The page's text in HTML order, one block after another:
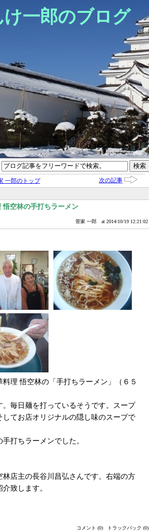
一郎のブログ
一郎のトップ 次の記事
悟空林の手打ちラーメン
菅家 一郎 at 2014/10/19 12:21:02
理 悟空林の「手打ちラーメン」（６５
毎日麺を打っているそうです。スープ
てお店オリジナルの隠し味のスープで
打ちラーメンでした。
店主の長谷川昌弘さんです。右端の方
致します。
コメント (0) トラックバック (0)